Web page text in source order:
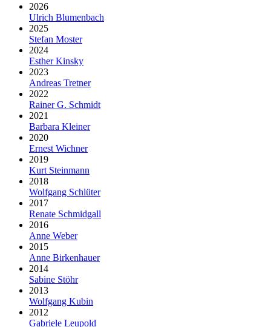
2026
Ulrich Blumenbach
2025
Stefan Moster
2024
Esther Kinsky
2023
Andreas Tretner
2022
Rainer G. Schmidt
2021
Barbara Kleiner
2020
Ernest Wichner
2019
Kurt Steinmann
2018
Wolfgang Schlüter
2017
Renate Schmidgall
2016
Anne Weber
2015
Anne Birkenhauer
2014
Sabine Stöhr
2013
Wolfgang Kubin
2012
Gabriele Leupold